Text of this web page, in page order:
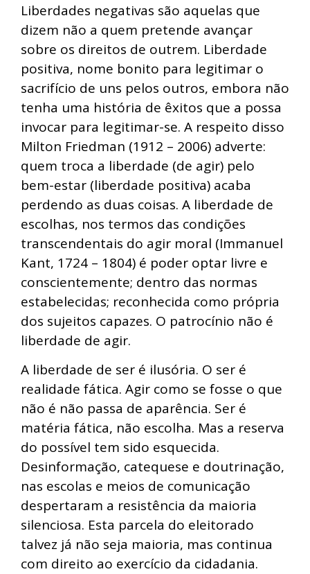
Liberdades negativas são aquelas que
dizem não a quem pretende avançar
sobre os direitos de outrem. Liberdade
positiva, nome bonito para legitimar o
sacrifício de uns pelos outros, embora não
tenha uma história de êxitos que a possa
invocar para legitimar-se. A respeito disso
Milton Friedman (1912 – 2006) adverte:
quem troca a liberdade (de agir) pelo
bem-estar (liberdade positiva) acaba
perdendo as duas coisas. A liberdade de
escolhas, nos termos das condições
transcendentais do agir moral (Immanuel
Kant, 1724 – 1804) é poder optar livre e
conscientemente; dentro das normas
estabelecidas; reconhecida como própria
dos sujeitos capazes. O patrocínio não é
liberdade de agir.
A liberdade de ser é ilusória. O ser é
realidade fática. Agir como se fosse o que
não é não passa de aparência. Ser é
matéria fática, não escolha. Mas a reserva
do possível tem sido esquecida.
Desinformação, catequese e doutrinação,
nas escolas e meios de comunicação
despertaram a resistência da maioria
silenciosa. Esta parcela do eleitorado
talvez já não seja maioria, mas continua
com direito ao exercício da cidadania.